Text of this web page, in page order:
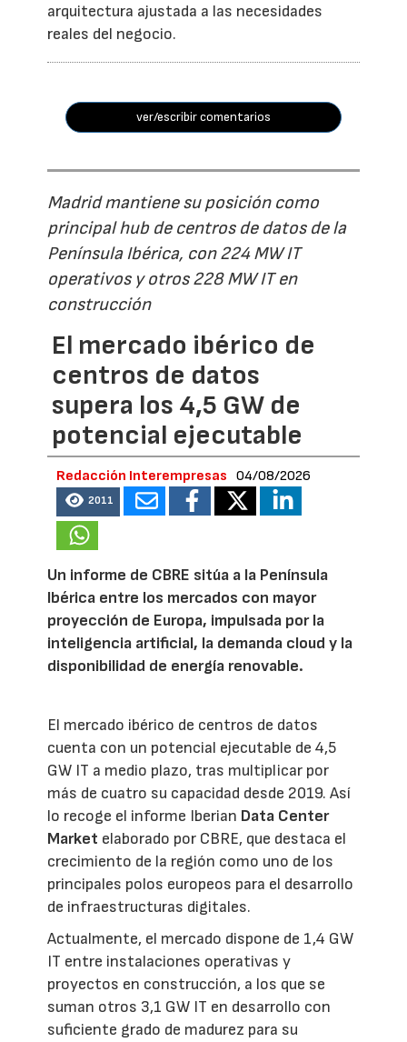
arquitectura ajustada a las necesidades
reales del negocio.
ver/escribir comentarios
Madrid mantiene su posición como
principal hub de centros de datos de la
Península Ibérica, con 224 MW IT
operativos y otros 228 MW IT en
construcción
El mercado ibérico de
centros de datos
supera los 4,5 GW de
potencial ejecutable
Redacción Interempresas 04/08/2026
2011
Un informe de CBRE sitúa a la Península
Ibérica entre los mercados con mayor
proyección de Europa, impulsada por la
inteligencia artificial, la demanda cloud y la
disponibilidad de energía renovable.
El mercado ibérico de centros de datos
cuenta con un potencial ejecutable de 4,5
GW IT a medio plazo, tras multiplicar por
más de cuatro su capacidad desde 2019. Así
lo recoge el informe Iberian Data Center
Market elaborado por CBRE, que destaca el
crecimiento de la región como uno de los
principales polos europeos para el desarrollo
de infraestructuras digitales.
Actualmente, el mercado dispone de 1,4 GW
IT entre instalaciones operativas y
proyectos en construcción, a los que se
suman otros 3,1 GW IT en desarrollo con
suficiente grado de madurez para su